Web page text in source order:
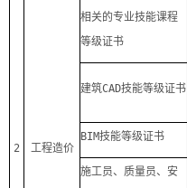
2 工程造价
相关的专业技能课程
等级证书
建筑CAD技能等级证书
BIM技能等级证书
施工员、质量员、安